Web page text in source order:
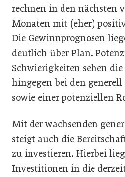
rechnen in den nächsten
Monaten mit (eher)
Die Gewinnprognosen
deutlich über Plan.
Schwierigkeiten sehen
hingegen bei den generell
sowie einer potenziellen
Mit der wachsenden
steigt auch die
zu investieren. Hierbei
Investitionen in die